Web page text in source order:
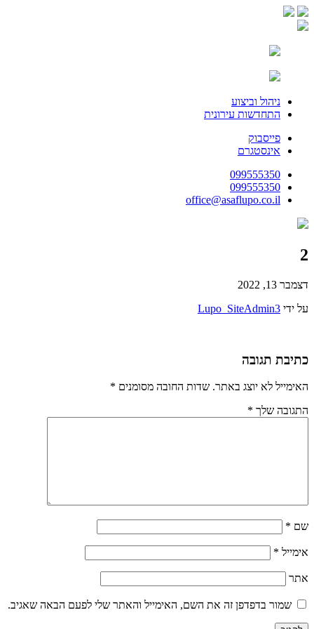
ניהול וביצוע
התחדשות עירונית
פייסבוק
אינסטגרם
099555350
099555350
office@asaflupo.co.il
2
דצמבר 13, 2022
על ידי Lupo_SiteAdmin3
כתיבת תגובה
האימייל לא יוצג באתר. שדות החובה מסומנים *
התגובה שלך *
שם *
אימייל *
אתר
שמור בדפדפן זה את השם, האימייל והאתר שלי לפעם הבאה שאגיב.